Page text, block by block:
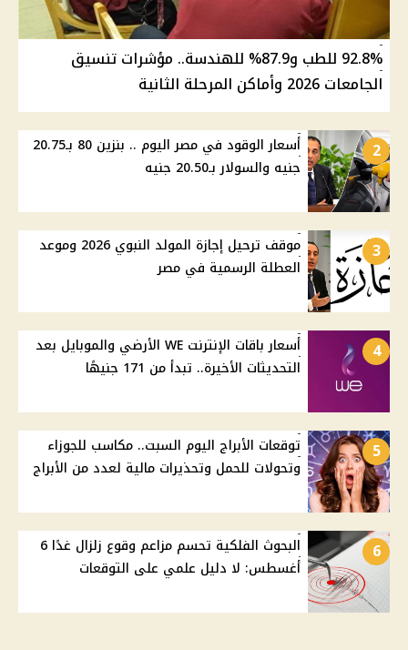
92.8% للطب و87.9% للهندسة.. مؤشرات تنسيق
الجامعات 2026 وأماكن المرحلة الثانية
2
أسعار الوقود في مصر اليوم .. بنزين 80 بـ20.75
جنيه والسولار بـ20.50 جنيه
3
موقف ترحيل إجازة المولد النبوي 2026 وموعد
العطلة الرسمية في مصر
4
أسعار باقات الإنترنت WE الأرضي والموبايل بعد
التحديثات الأخيرة.. تبدأ من 171 جنيهًا
5
توقعات الأبراج اليوم السبت.. مكاسب للجوزاء
وتحولات للحمل وتحذيرات مالية لعدد من الأبراج
6
البحوث الفلكية تحسم مزاعم وقوع زلزال غدًا 6
أغسطس: لا دليل علمي على التوقعات